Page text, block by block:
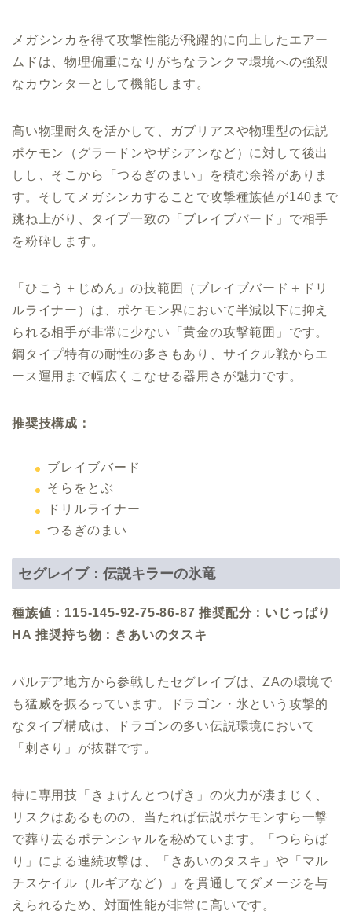
メガシンカを得て攻撃性能が飛躍的に向上したエアー
ムドは、物理偏重になりがちなランクマ環境への強烈
なカウンターとして機能します。
高い物理耐久を活かして、ガブリアスや物理型の伝説
ポケモン（グラードンやザシアンなど）に対して後出
しし、そこから「つるぎのまい」を積む余裕がありま
す。そしてメガシンカすることで攻撃種族値が140まで
跳ね上がり、タイプ一致の「ブレイブバード」で相手
を粉砕します。
「ひこう＋じめん」の技範囲（ブレイブバード＋ドリ
ルライナー）は、ポケモン界において半減以下に抑え
られる相手が非常に少ない「黄金の攻撃範囲」です。
鋼タイプ特有の耐性の多さもあり、サイクル戦からエ
ース運用まで幅広くこなせる器用さが魅力です。
推奨技構成：
ブレイブバード
そらをとぶ
ドリルライナー
つるぎのまい
セグレイブ：伝説キラーの氷竜
種族値：115-145-92-75-86-87 推奨配分：いじっぱり
HA 推奨持ち物：きあいのタスキ
パルデア地方から参戦したセグレイブは、ZAの環境で
も猛威を振るっています。ドラゴン・氷という攻撃的
なタイプ構成は、ドラゴンの多い伝説環境において
「刺さり」が抜群です。
特に専用技「きょけんとつげき」の火力が凄まじく、
リスクはあるものの、当たれば伝説ポケモンすら一撃
で葬り去るポテンシャルを秘めています。「つららば
り」による連続攻撃は、「きあいのタスキ」や「マル
チスケイル（ルギアなど）」を貫通してダメージを与
えられるため、対面性能が非常に高いです。